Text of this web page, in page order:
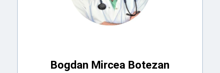
Bogdan Mircea Botezan